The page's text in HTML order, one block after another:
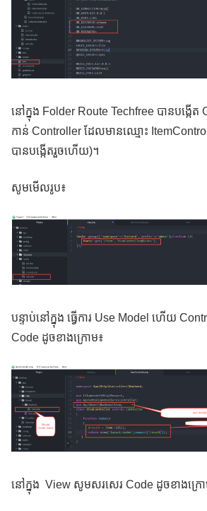
នៅក្នុង Folder Route Techfree បានបង្កើ
កាន់ Controller ដែលមានឈ្មោះ
បានបង្កើតរួចហើយ)។
សូមមើលរូប៖​
បន្ទាប់នៅក្នុង ធ្វើការ Use Model ហើយ
Code ដូចខាងក្រោម៖
នៅក្នុង View សូមសរសេរ Code ដូចខាងក្រោ